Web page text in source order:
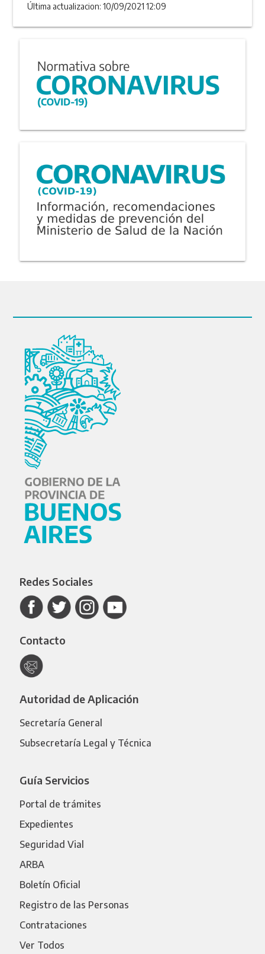
Última actualizacion: 10/09/2021 12:09
Redes Sociales
Contacto
Autoridad de Aplicación
Secretaría General
Subsecretaría Legal y Técnica
Guía Servicios
Portal de trámites
Expedientes
Seguridad Vial
ARBA
Boletín Oficial
Registro de las Personas
Contrataciones
Ver Todos